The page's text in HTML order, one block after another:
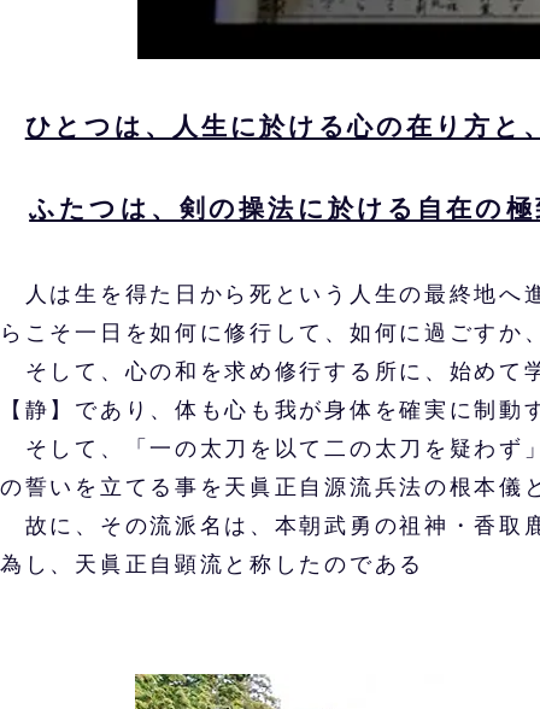
ひとつは、人生に於ける心の在り方と
ふたつは、剣の操法に於ける自在の
人は生を得た日から死という人生の最終地へ
らこそ一日を如何に修行して、如何に過ごす
そして、心の和を求め修行する所に、始めて
【静】であり、体も心も我が身体を確実に制
そして、「一の太刀を以て二の太刀を疑わず
の誓いを立てる事を天眞正自源流兵法の根本儀
故に、その流派名は、本朝武勇の祖神・香取
為し、天眞正自顕流と称したのである